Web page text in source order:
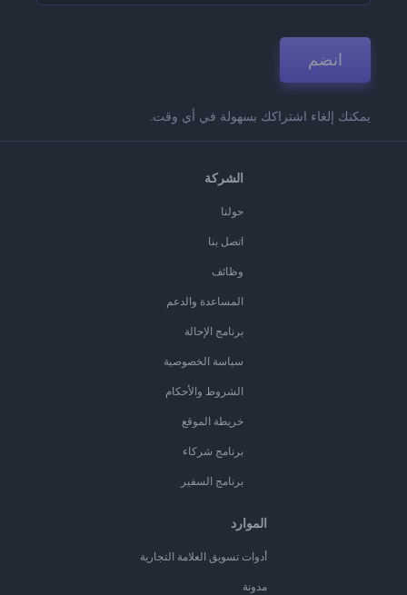
انضم
يمكنك إلغاء اشتراكك بسهولة في أي وقت.
الشركة
حولنا
اتصل بنا
وظائف
المساعدة والدعم
برنامج الإحالة
سياسة الخصوصية
الشروط والأحكام
خريطة الموقع
برنامج شركاء
برنامج السفير
الموارد
أدوات تسويق العلامة التجارية
مدونة